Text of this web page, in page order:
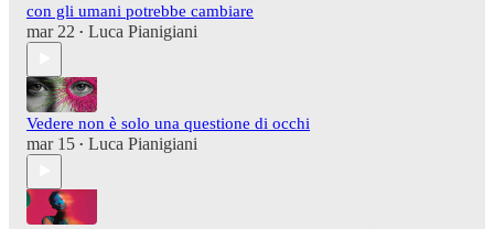
con gli umani potrebbe cambiare
mar 22 • Luca Pianigiani
Vedere non è solo una questione di occhi
mar 15 • Luca Pianigiani